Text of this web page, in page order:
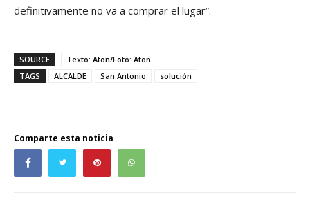
definitivamente no va a comprar el lugar”.
SOURCE
Texto: Aton/Foto: Aton
TAGS
ALCALDE San Antonio solución
Comparte esta noticia